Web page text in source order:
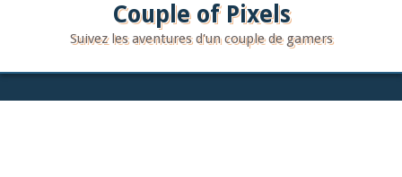
Couple of Pixels
Suivez les aventures d'un couple de gamers